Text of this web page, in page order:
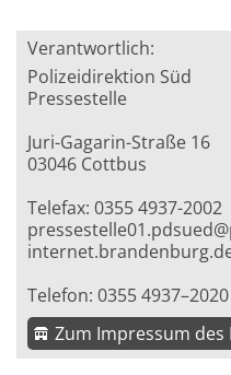
Verantwortlich:
Polizeidirektion Süd
Pressestelle
Juri-Gagarin-Straße 16
03046 Cottbus
Telefax: 0355 4937-2002
Telefon: 0355 4937–2020
Zum Impressum